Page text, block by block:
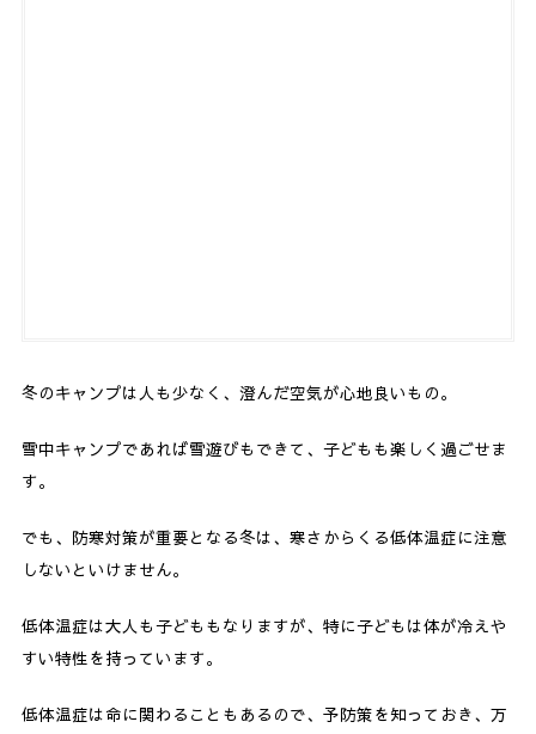
冬のキャンプは人も少なく、澄んだ空気が心地良いもの。
雪中キャンプであれば雪遊びもできて、子どもも楽しく過ごせま
す。
でも、防寒対策が重要となる冬は、寒さからくる低体温症に注意
しないといけません。
低体温症は大人も子どももなりますが、特に子どもは体が冷えや
すい特性を持っています。
低体温症は命に関わることもあるので、予防策を知っておき、万